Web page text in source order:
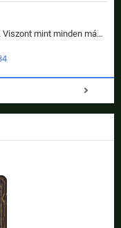
Amióta bejött, csak ezzel játszom. Viszont mint minden más - akár az alapjáték is, ez is baromira összetett lett. Néha már pár kör után is esélytelen az egész. Vagy irreállisan túltápol valaki, vagy lelép a partner, vagy csak hülye mint a segg. És amikor eljönne az én időm, na akkor jön el mindenki másé is. Engem jobban érdekelne, hogy ki milyen ratingen szokott játszani. Na ez lenne egy érdekes adat.